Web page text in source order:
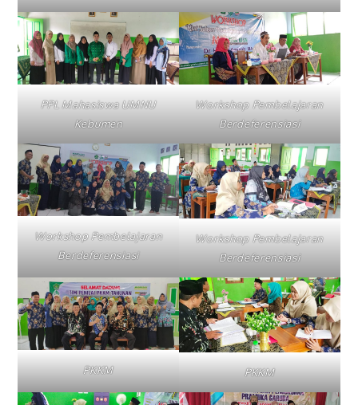
PPL Mahasiswa UMNU
Kebumen
Workshop Pembelajaran
Berdeferensiasi
Workshop Pembelajaran
Berdeferensiasi
Workshop Pembelajaran
Berdeferensiasi
PKKM PKKM